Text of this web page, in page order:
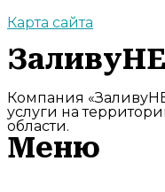
Карта сайта
Компания
услуги на
области.
Меню